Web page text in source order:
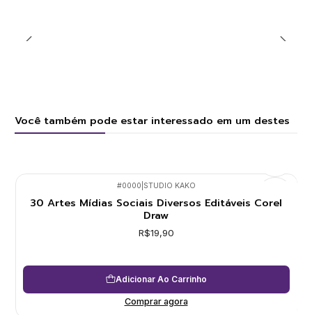
Você também pode estar interessado em um destes
#0000 STUDIO KAKO
30 Artes Mídias Sociais Diversos Editáveis Corel
Draw
R$19,90
Adicionar Ao Carrinho
Comprar agora